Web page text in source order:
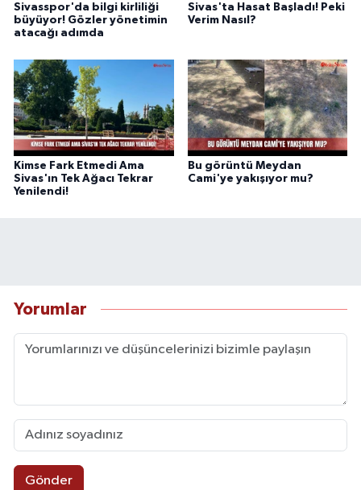
Sivasspor'da bilgi kirliliği
büyüyor! Gözler yönetimin
atacağı adımda
Sivas'ta Hasat Başladı! Peki
Verim Nasıl?
Kimse Fark Etmedi Ama
Sivas'ın Tek Ağacı Tekrar
Yenilendi!
Bu görüntü Meydan
Cami'ye yakışıyor mu?
Yorumlar
Gönder